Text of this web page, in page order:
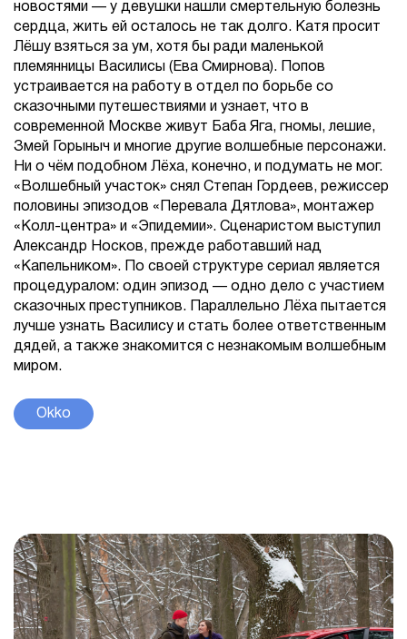
новостями — у девушки нашли смертельную болезнь
сердца, жить ей осталось не так долго. Катя просит
Лёшу взяться за ум, хотя бы ради маленькой
племянницы Василисы (Ева Смирнова). Попов
устраивается на работу в отдел по борьбе со
сказочными путешествиями и узнает, что в
современной Москве живут Баба Яга, гномы, лешие,
Змей Горыныч и многие другие волшебные персонажи.
Ни о чём подобном Лёха, конечно, и подумать не мог.
«Волшебный участок» снял Степан Гордеев, режиссер
половины эпизодов «Перевала Дятлова», монтажер
«Колл-центра» и «Эпидемии». Сценаристом выступил
Александр Носков, прежде работавший над
«Капельником». По своей структуре сериал является
процедуралом: один эпизод — одно дело с участием
сказочных преступников. Параллельно Лёха пытается
лучше узнать Василису и стать более ответственным
дядей, а также знакомится с незнакомым волшебным
миром.
Okko